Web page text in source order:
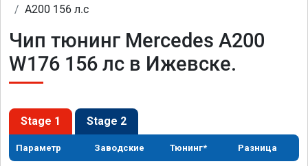
A200 156 л.с
Чип тюнинг Mercedes A200
W176 156 лс в Ижевске.
Stage 1 Stage 2
Параметр Заводские Тюнинг* Разница